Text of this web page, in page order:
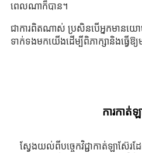
ពេលណាក៏បាន។
ជា​ការ​ពិត​ណាស់ ប្រសិន​បើ​អ្នក​មាន​យោ
ទាក់ទង​មក​យើង​ដើម្បី​ពិភាក្សា​និង​ធ្វើ​ឱ្យ​ម
ការកាត់ឡ
ស្វែងយល់ពីបច្ចេកវិជ្ជាកាត់ឡាស៊ែរ